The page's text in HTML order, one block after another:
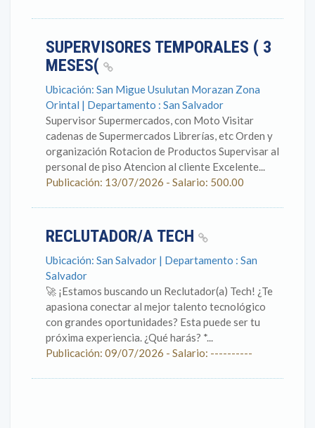
SUPERVISORES TEMPORALES ( 3
MESES(
Ubicación: San Migue Usulutan Morazan Zona
Orintal | Departamento : San Salvador
Supervisor Supermercados, con Moto Visitar
cadenas de Supermercados Librerías, etc Orden y
organización Rotacion de Productos Supervisar al
personal de piso Atencion al cliente Excelente...
Publicación: 13/07/2026 - Salario: 500.00
RECLUTADOR/A TECH
Ubicación: San Salvador | Departamento : San
Salvador
🚀 ¡Estamos buscando un Reclutador(a) Tech! ¿Te
apasiona conectar al mejor talento tecnológico
con grandes oportunidades? Esta puede ser tu
próxima experiencia. ¿Qué harás? *...
Publicación: 09/07/2026 - Salario: ----------